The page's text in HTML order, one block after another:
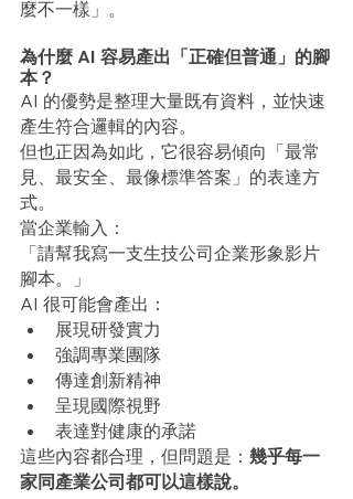
麼不一樣」。
為什麼 AI 容易產出「正確但普通」的腳
本？
AI 的優勢是整理大量既有資料，並快速
產生符合邏輯的內容。
但也正因為如此，它很容易傾向「最常
見、最安全、最像標準答案」的表達方
式。
當企業輸入：
「請幫我寫一支生技公司企業形象影片
腳本。」
AI 很可能會產出：
展現研發實力
強調專業團隊
傳達創新精神
呈現國際視野
表達對健康的承諾
這些內容都合理，但問題是： 幾乎每一
家同產業公司都可以這樣說。